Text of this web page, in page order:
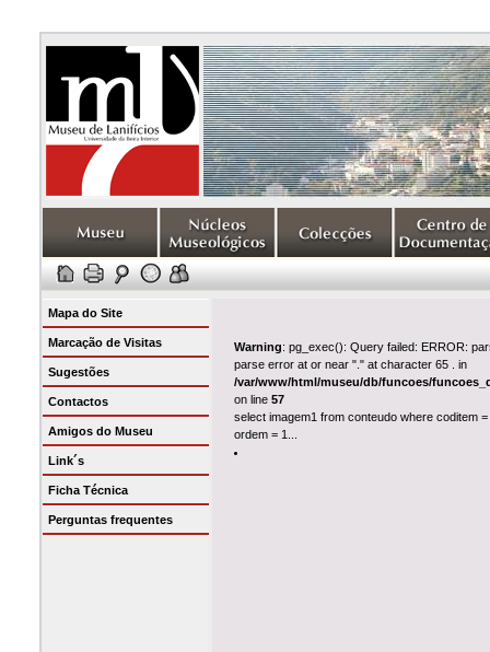
Mapa do Site
Marcação de Visitas
Sugestões
Contactos
Amigos do Museu
Link´s
Ficha Técnica
Perguntas frequentes
Warning: pg_exec(): Query failed: ERROR:
parse error at or near "." at character 65 . in
/var/www/html/museu/db/funcoes/
on line 57
select imagem1 from conteudo where coditem =
ordem = 1...